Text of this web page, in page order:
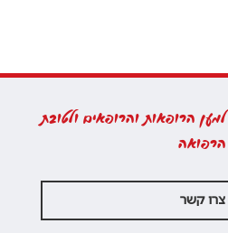
למען הרופאות והרופאים ולטובת
הרפואה
צרו קשר